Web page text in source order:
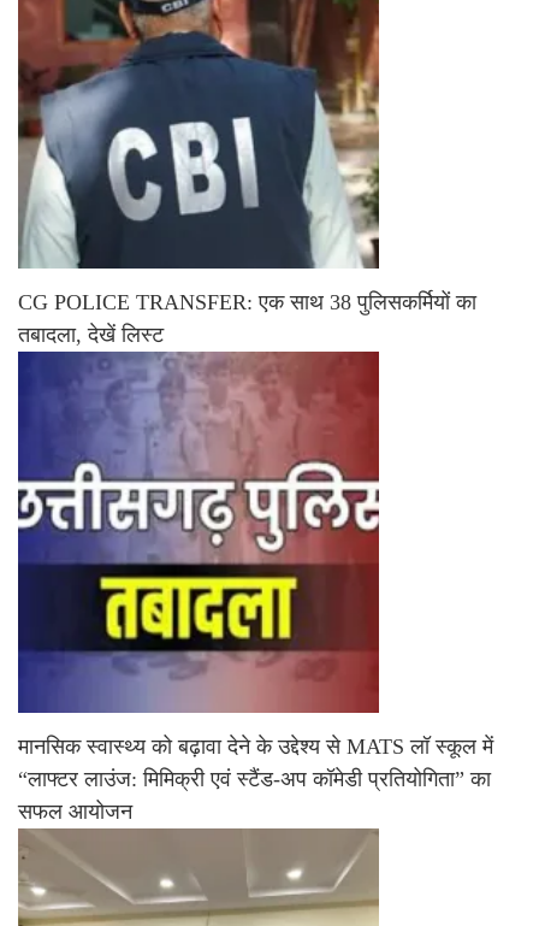
CG POLICE TRANSFER: एक साथ 38 पुलिसकर्मियों का
तबादला, देखें लिस्ट
मानसिक स्वास्थ्य को बढ़ावा देने के उद्देश्य से MATS लॉ स्कूल में
“लाफ्टर लाउंज: मिमिक्री एवं स्टैंड-अप कॉमेडी प्रतियोगिता” का
सफल आयोजन